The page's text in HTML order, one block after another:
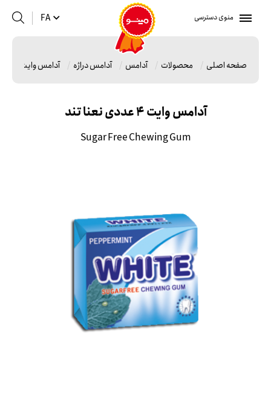
منوی دسترسی FA
صفحه اصلی محصولات آدامس آدامس دراژه آدامس وایت 4 عددی نعنا تند
آدامس وایت 4 عددی نعنا تند
Sugar Free Chewing Gum